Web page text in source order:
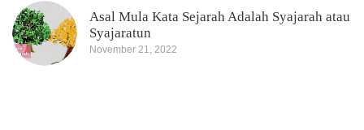
Asal Mula Kata Sejarah Adalah Syajarah atau
Syajaratun
November 21, 2022